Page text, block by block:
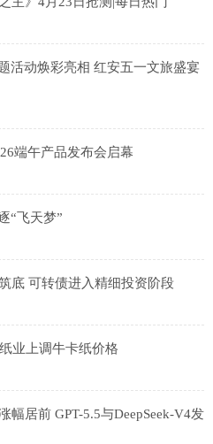
活动焕彩亮相 红安五一文旅盛宴
端午产品发布会启幕
“飞天梦”
底 可转债进入精细投资阶段
业上调牛卡纸价格
幅居前 GPT-5.5与DeepSeek-V4发